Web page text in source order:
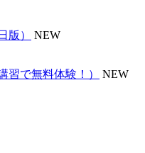
版）
NEW
習で無料体験！）
NEW